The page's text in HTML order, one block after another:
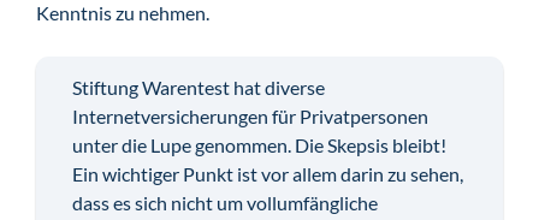
Kenntnis zu nehmen.
Stiftung Warentest hat diverse
Internetversicherungen für Privatpersonen
unter die Lupe genommen. Die Skepsis bleibt!
Ein wichtiger Punkt ist vor allem darin zu sehen,
dass es sich nicht um vollumfängliche